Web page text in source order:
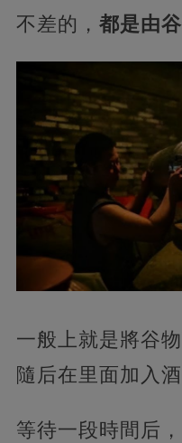
不差的， 都是由
一般上就是將谷
隨后在里面加入
等待一段時間后